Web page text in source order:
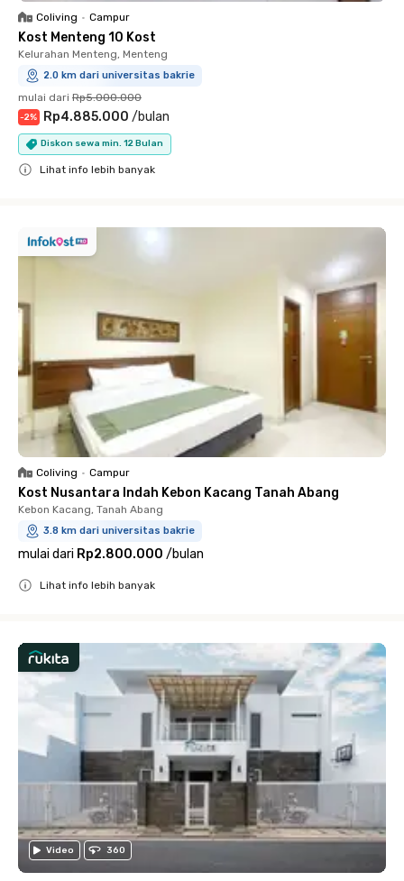
Coliving • Campur
Kost Menteng 10 Kost
Kelurahan Menteng, Menteng
2.0 km dari universitas bakrie
mulai dari Rp5.000.000
-2% Rp4.885.000 /bulan
Diskon sewa min. 12 Bulan
Lihat info lebih banyak
Coliving • Campur
Kost Nusantara Indah Kebon Kacang Tanah Abang
Kebon Kacang, Tanah Abang
3.8 km dari universitas bakrie
mulai dari Rp2.800.000 /bulan
Lihat info lebih banyak
Video 360